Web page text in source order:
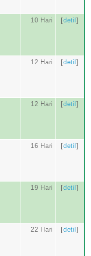
10 Hari [detil]
12 Hari [detil]
12 Hari [detil]
16 Hari [detil]
19 Hari [detil]
22 Hari [detil]